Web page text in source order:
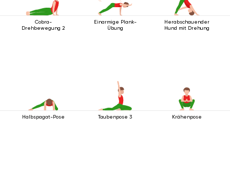
Cobra-
Drehbewegung 2
Einarmige Plank-
Übung
Herabschauender
Hund mit Drehung
Halbspagat-Pose Taubenpose 3 Krähenpose